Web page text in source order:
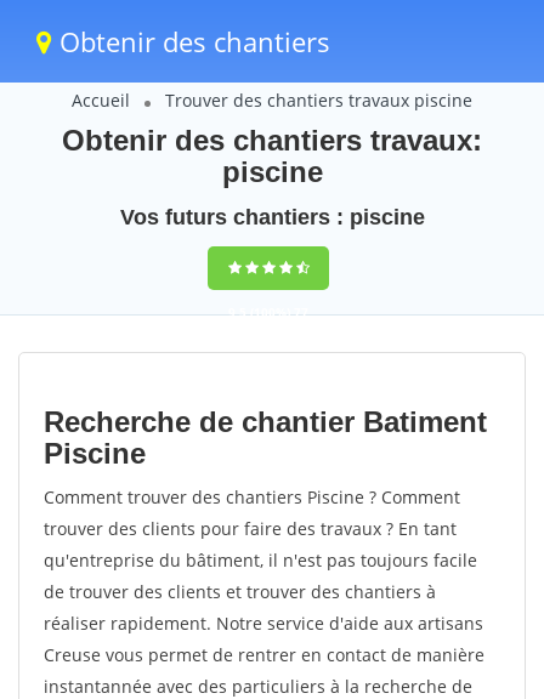
Obtenir des chantiers
Accueil Trouver des chantiers travaux piscine
Obtenir des chantiers travaux:
piscine
Vos futurs chantiers : piscine
9,5(100%)77
votes
Recherche de chantier Batiment
Piscine
Comment trouver des chantiers Piscine ? Comment
trouver des clients pour faire des travaux ? En tant
qu'entreprise du bâtiment, il n'est pas toujours facile
de trouver des clients et trouver des chantiers à
réaliser rapidement. Notre service d'aide aux artisans
Creuse vous permet de rentrer en contact de manière
instantannée avec des particuliers à la recherche de